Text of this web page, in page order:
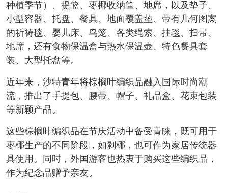
种植季节）、提篮、枣椰收纳筐、地席，以及垫子、
小型容器、托盘、餐具、地面覆盖垫、带有几何图案
的祈祷毯、婴儿床、鸟笼、各类绳索、挂毯、扫帚、
地席，还有食物保温盒与热水保温壶、特色餐具套
装、大型托盘等。
近年来，沙特青年将棕榈叶编织品融入国际时尚潮
流，推出了手提包、腰带、帽子、礼品盒、花束包装
等新颖产品。
这些棕榈叶编织品在节庆活动中备受青睐，既可用于
枣椰生产的不同阶段，如剥椰，也可作为家居传统器
具使用。同时，外国游客也热衷于购买这些编织品，
作为纪念品赠予亲友。